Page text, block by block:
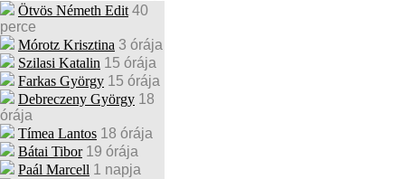
Ötvös Németh Edit 40
perce
Mórotz Krisztina 3 órája
Szilasi Katalin 15 órája
Farkas György 15 órája
Debreczeny György 18
órája
Tímea Lantos 18 órája
Bátai Tibor 19 órája
Paál Marcell 1 napja